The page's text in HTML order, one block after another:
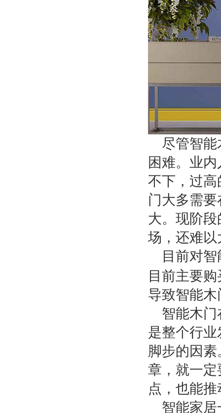
尽管智
困难。业
不下，过
门大多需
大。现阶
场，还难
目前对
目前主要
导致智能
智能木
是整个行
脚步的因
章，就一
点，也能
智能家